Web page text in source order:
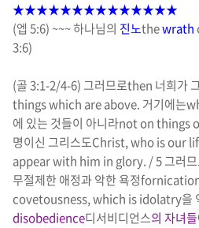
★★★★★★★★★★★★★★
(엡 5:6) ~~~하나님의 진노thewrath
3:6)
(골3:1-2/4-6) 그러므로then 너희가
things which are above. 거기에는
에 있는 것들이 아니라not on things
명이신 그리스도Christ, who is our
appear with him in glory. / 5그러
무절제한 애정과 악한 욕정
covetousness, which is idolatry을
disobedience디서비디언스의 자녀들